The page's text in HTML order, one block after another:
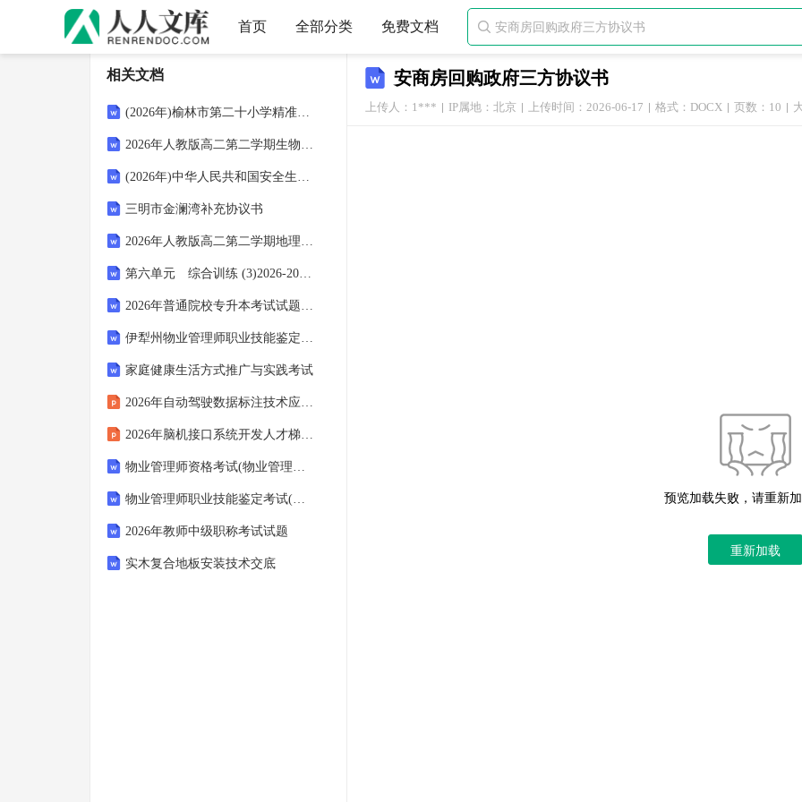
首页 全部分类 免费文档 
安商房回购政府三方协议书
上传人：1*** IP属地：北京 上传时间：2026-06-17 格式：DOCX 页数：10
预览加载失败，请重新
重新加载
相关文档
(2026年)榆林市第二十小学精准扶贫工作计划
2026年人教版高二第二学期生物期末综合能力提升试卷（附答案可下载）
(2026年)中华人民共和国安全生产法培训
三明市金澜湾补充协议书
2026年人教版高二第二学期地理期末区域地理模拟试卷（附答案可下载）
第六单元 综合训练 (3)2026-2027学年统编版语文八年级上册
2026年普通院校专升本考试试题及答案
伊犁州物业管理师职业技能鉴定考试（技能实操技师、高级技师）在线自测试题库(2025年)
家庭健康生活方式推广与实践考试
2026年自动驾驶数据标注技术应用前景展望
2026年脑机接口系统开发人才梯队建设方案
物业管理师资格考试(物业管理综合能力)(建设部)在线模拟题库(2026年全国)
物业管理师职业技能鉴定考试(理论知识高级、三级)题库及答案(陕西省汉中市2025年)
2026年教师中级职称考试试题
实木复合地板安装技术交底